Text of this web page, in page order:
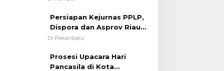
Persiapan Kejurnas PPLP,
Dispora dan Asprov Riau
Tinjau Kelayakan Rumput
Di Pekanbaru
Prosesi Upacara Hari
Pancasila di Kota